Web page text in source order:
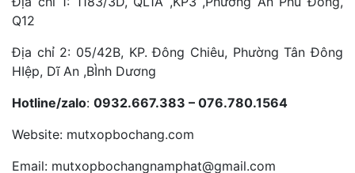
Q12
Địa chỉ 2: 05/42B, KP. Đông Chiêu, Phường Tân Đông
HIệp, Dĩ An ,BÌnh Dương
Hotline/zalo: 0932.667.383 – 076.780.1564
Website: mutxopbochang.com
Email: mutxopbochangnamphat@gmail.com